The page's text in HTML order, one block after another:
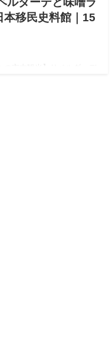
本移民史料館｜15